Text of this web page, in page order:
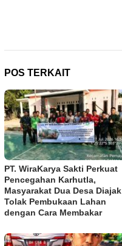
POS TERKAIT
PT. WiraKarya Sakti Perkuat
Pencegahan Karhutla,
Masyarakat Dua Desa Diajak
Tolak Pembukaan Lahan
dengan Cara Membakar